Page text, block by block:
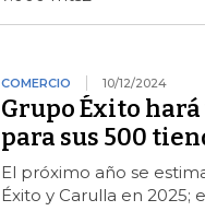
COMERCIO 10/12/2024
Grupo Éxito
para sus 500
El próximo año se
Éxito y Carulla en